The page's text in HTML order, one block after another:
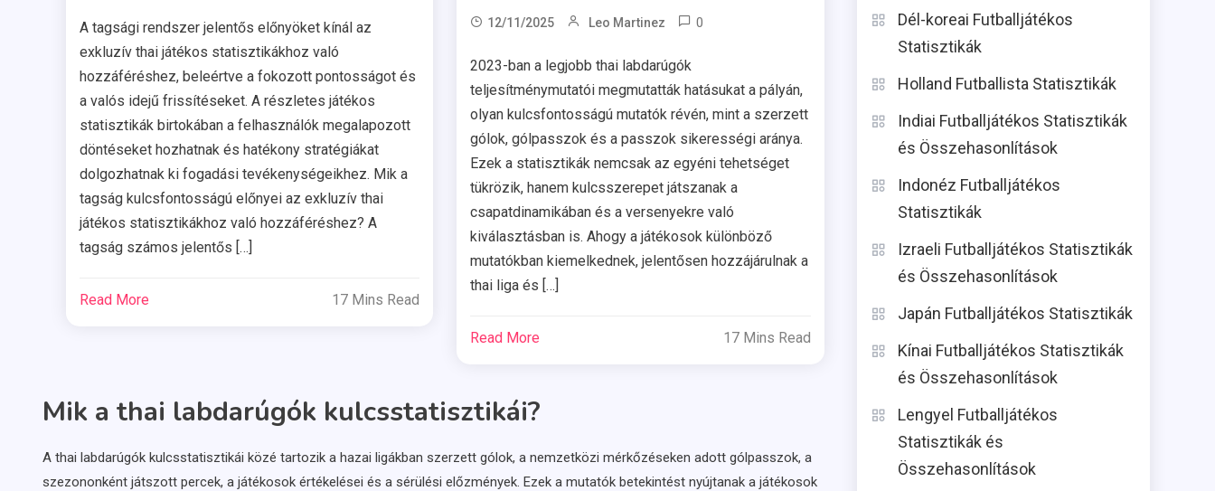
A tagsági rendszer jelentős előnyöket kínál az
exkluzív thai játékos statisztikákhoz való
hozzáféréshez, beleértve a fokozott pontosságot és
a valós idejű frissítéseket. A részletes játékos
statisztikák birtokában a felhasználók megalapozott
döntéseket hozhatnak és hatékony stratégiákat
dolgozhatnak ki fogadási tevékenységeikhez. Mik a
tagság kulcsfontosságú előnyei az exkluzív thai
játékos statisztikákhoz való hozzáféréshez? A
tagság számos jelentős […]
Read More 17 Mins Read
12/11/2025 Leo Martinez 0
2023-ban a legjobb thai labdarúgók
teljesítménymutatói megmutatták hatásukat a pályán,
olyan kulcsfontosságú mutatók révén, mint a szerzett
gólok, gólpasszok és a passzok sikerességi aránya.
Ezek a statisztikák nemcsak az egyéni tehetséget
tükrözik, hanem kulcsszerepet játszanak a
csapatdinamikában és a versenyekre való
kiválasztásban is. Ahogy a játékosok különböző
mutatókban kiemelkednek, jelentősen hozzájárulnak a
thai liga és […]
Read More 17 Mins Read
Mik a thai labdarúgók kulcsstatisztikái?
A thai labdarúgók kulcsstatisztikái közé tartozik a hazai ligákban szerzett gólok, a nemzetközi mérkőzéseken adott gólpasszok, a
szezononként játszott percek, a játékosok értékelései és a sérülési előzmények. Ezek a mutatók betekintést nyújtanak a játékosok
Dél-koreai Futballjátékos
Statisztikák
Holland Futballista Statisztikák
Indiai Futballjátékos Statisztikák
és Összehasonlítások
Indonéz Futballjátékos
Statisztikák
Izraeli Futballjátékos Statisztikák
és Összehasonlítások
Japán Futballjátékos Statisztikák
Kínai Futballjátékos Statisztikák
és Összehasonlítások
Lengyel Futballjátékos
Statisztikák és
Összehasonlítások